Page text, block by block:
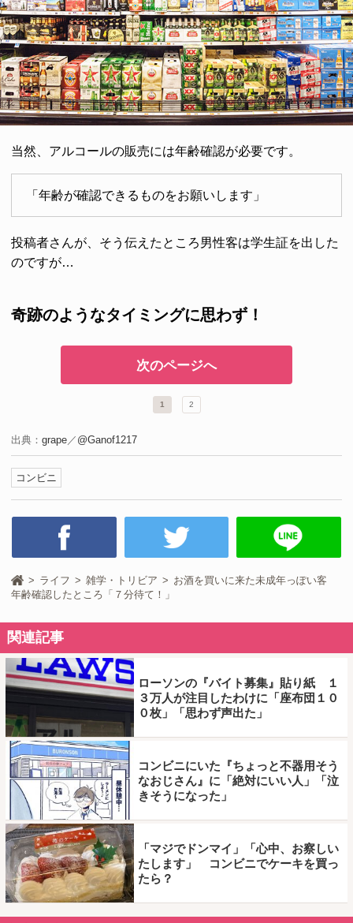
当然、アルコールの販売には年齢確認が必要です。
「年齢が確認できるものをお願いします」
投稿者さんが、そう伝えたところ男性客は学生証を出した
のですが…
奇跡のようなタイミングに思わず！
次のページへ
1 2
出典： grape ／ @Ganof1217
コンビニ
ライフ 雑学・トリビア
お酒を買いに来た未成年っぽい客
年齢確認したところ「７分待て！」
関連記事
ローソンの『バイト募集』貼り紙 １
３万人が注目したわけに「座布団１０
０枚」「思わず声出た」
コンビニにいた『ちょっと不器用そう
なおじさん』に「絶対にいい人」「泣
きそうになった」
「マジでドンマイ」「心中、お察しい
たします」 コンビニでケーキを買っ
たら？